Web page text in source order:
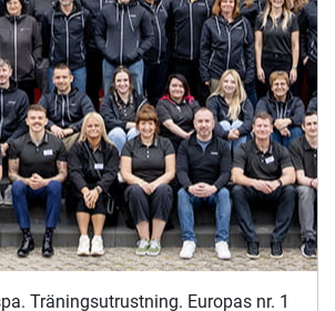
Träningsutrustning. Europas nr. 1